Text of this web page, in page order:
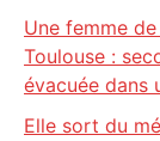
Une femme
Toulouse :
évacuée dans
Elle sort du